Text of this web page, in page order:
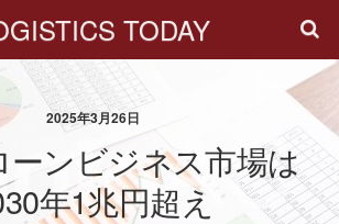
TODAY
2025年3月26日
ーンビジネス市場は
年1兆円超え